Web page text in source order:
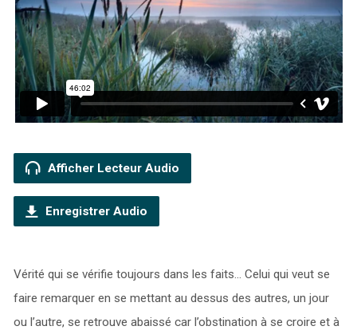
Afficher Lecteur Audio
Enregistrer Audio
Vérité qui se vérifie toujours dans les faits… Celui qui veut se
faire remarquer en se mettant au dessus des autres, un jour
ou l’autre, se retrouve abaissé car l’obstination à se croire et à